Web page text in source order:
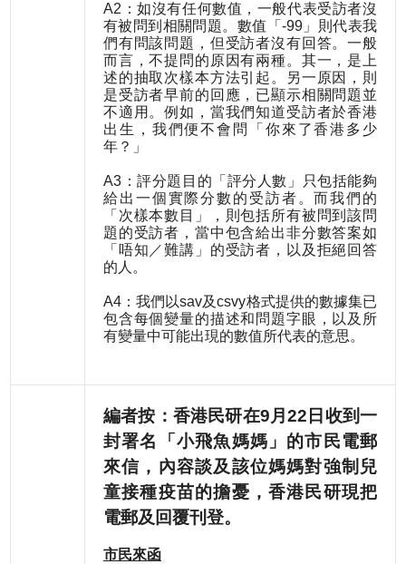
A2：如沒有任何數值，一般代表受訪者沒
有被問到相關問題。數值「-99」則代表我
們有問該問題，但受訪者沒有回答。一般
而言，不提問的原因有兩種。其一，是上
述的抽取次樣本方法引起。另一原因，則
是受訪者早前的回應，已顯示相關問題並
不適用。例如，當我們知道受訪者於香港
出生，我們便不會問「你來了香港多少
年？」
A3：評分題目的「評分人數」只包括能夠
給出一個實際分數的受訪者。而我們的
「次樣本數目」，則包括所有被問到該問
題的受訪者，當中包含給出非分數答案如
「唔知／難講」的受訪者，以及拒絕回答
的人。
A4：我們以sav及csvy格式提供的數據集已
包含每個變量的描述和問題字眼，以及所
有變量中可能出現的數值所代表的意思。
編者按：香港民研在9月22日收到一
封署名「小飛魚媽媽」的市民電郵
來信，內容談及該位媽媽對強制兒
童接種疫苗的擔憂，香港民研現把
電郵及回覆刊登。
市民來函